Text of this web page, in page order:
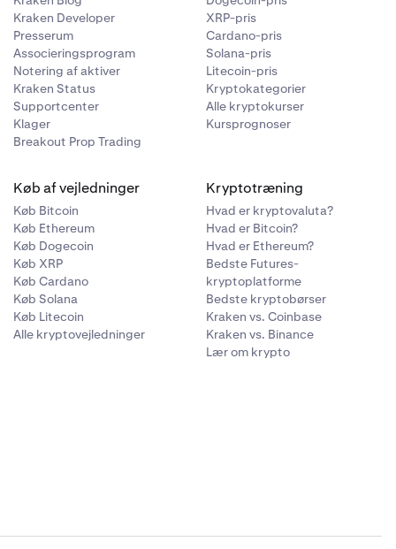
på
direkte i
med
lån i USDG,
på
direkte i
USDC med
du opretter,
for
dit lån og
der ikke er
for at
efter
Kraken Developer
Presserum
Associeringsprogram
Notering af aktiver
Kraken Status
Supportcenter
Klager
Breakout Prop Trading
XRP-pris
Cardano-pris
Solana-pris
Litecoin-pris
Kryptokategorier
Alle kryptokurser
Kursprognoser
Køb af vejledninger
Køb Bitcoin
Køb Ethereum
Køb Dogecoin
Køb XRP
Køb Cardano
Køb Solana
Køb Litecoin
Alle kryptovejledninger
Kryptotræning
Hvad er kryptovaluta?
Hvad er Bitcoin?
Hvad er Ethereum?
Bedste Futures-
kryptoplatforme
Bedste kryptobørser
Kraken vs. Coinbase
Kraken vs. Binance
Lær om krypto